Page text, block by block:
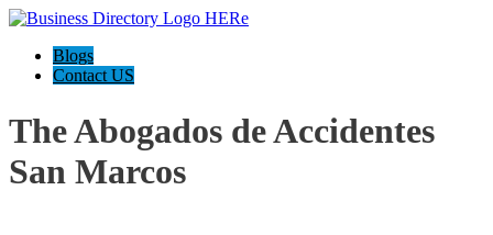
Blogs
Contact US
The Abogados de Accidentes
San Marcos